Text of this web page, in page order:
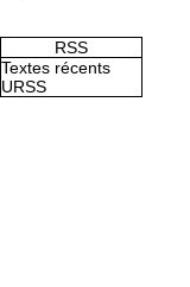
RSS
Textes récents
URSS